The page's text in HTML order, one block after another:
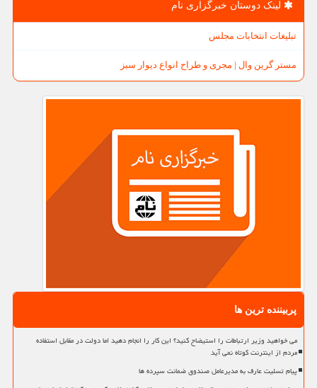
لینک دوستان خبرگزاری نام
تبلیغات انتخابات مجلس
مستر گرین وال | مجری و طراح انواع دیوار سبز
پربیننده ترین ها
می خواهید وزیر ارتباطات را استیضاح کنید؟ این کار را انجام دهید اما دولت در مقابل استفاده
مردم از اینترنت کوتاه نمی آید
پیام تسلیت عارف به مدیرعامل صندوق ضمانت سپرده ها